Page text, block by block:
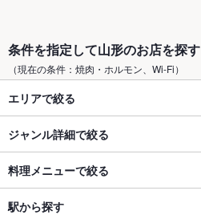
条件を指定して山形のお店を探す
（現在の条件：焼肉・ホルモン、Wi-Fi）
エリアで絞る
ジャンル詳細で絞る
料理メニューで絞る
駅から探す